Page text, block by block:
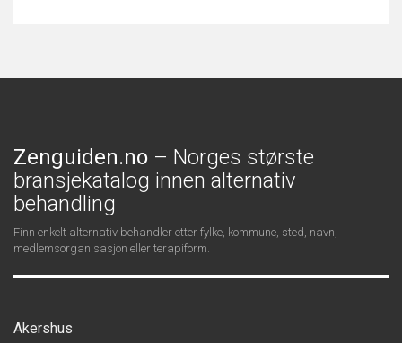
Zenguiden.no – Norges største
bransjekatalog innen alternativ
behandling
Finn enkelt alternativ behandler etter fylke, kommune, sted, navn,
medlemsorganisasjon eller terapiform.
Akershus